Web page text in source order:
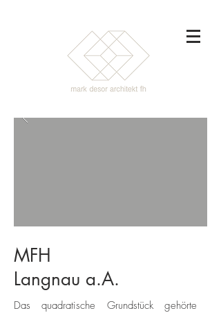
MFH
Langnau a.A.
Das quadratische Grundstück gehörte